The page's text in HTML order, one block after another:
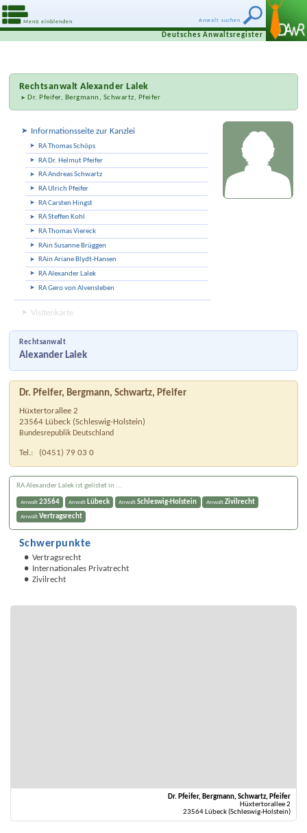
Anwalt suchen
Menü einblenden
Deutsches Anwaltsregister
RechtsanwaltAlexander Lalek
Dr. Pfeifer, Bergmann, Schwartz, Pfeifer
Informationsseite zur Kanzlei
RA Tho­mas Schöps
RA Dr. Helmut Pfeifer
RA Andreas Schwartz
RA Ulrich Pfeifer
RA Carsten Hingst
RA Steffen Kohl
RA Thomas Viereck
RAin Susanne Brüggen
RAin Ariane Blydt-Hansen
RA Alexander Lalek
RA Gero von Alvensleben
Visitenkarte
Rechtsanwalt
Alexander Lalek
Dr. Pfeifer, Bergmann, Schwartz, Pfeifer
Hüxtertorallee 2
23564 Lübeck (Schleswig-Holstein)
Bundesrepublik Deutschland
Tel.: (0451) 79 03 0
RA Alexander Lalek ist gelistet in ...
Anwalt 23564 Anwalt Lübeck AnwaltSchleswig-Holstein Anwalt Zivilrecht
Anwalt Vertragsrecht
Schwerpunkte
Vertragsrecht
Internationales Privatrecht
Zivilrecht
Dr. Pfeifer, Bergmann, Schwartz, Pfeifer
Hüxtertorallee 2
23564 Lübeck (Schleswig-Holstein)